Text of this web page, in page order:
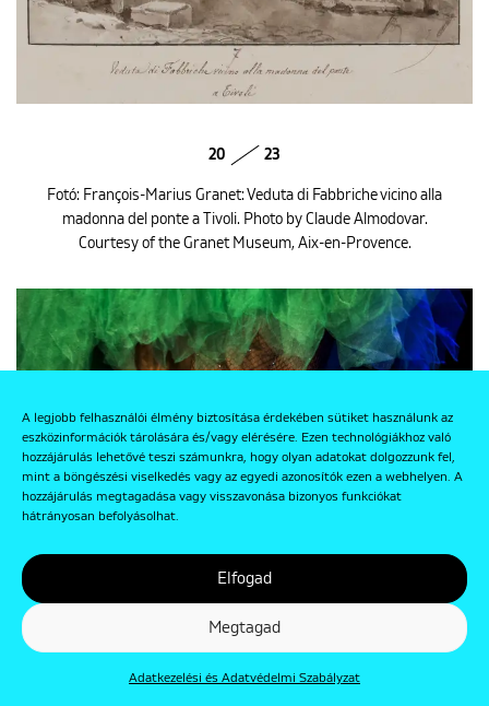
A legjobb felhasználói élmény biztosítása érdekében sütiket használunk az
eszközinformációk tárolására és/vagy elérésére. Ezen technológiákhoz való
hozzájárulás lehetővé teszi számunkra, hogy olyan adatokat dolgozzunk fel,
mint a böngészési viselkedés vagy az egyedi azonosítók ezen a webhelyen. A
hozzájárulás megtagadása vagy visszavonása bizonyos funkciókat
hátrányosan befolyásolhat.
Elfogad
Megtagad
Adatkezelési és Adatvédelmi Szabályzat
20 23
Fotó: François-Marius Granet: Veduta di Fabbriche vicino alla
madonna del ponte a Tivoli. Photo by Claude Almodovar.
Courtesy of the Granet Museum, Aix-en-Provence.